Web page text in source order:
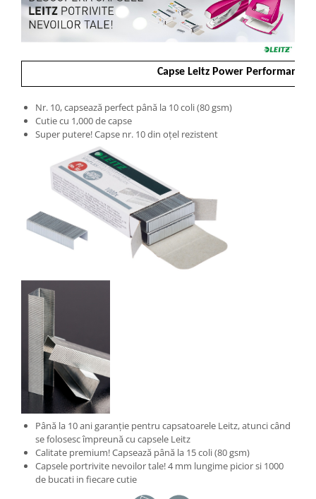
Articole pentru rufe, casa,
geamuri, mobila
Articole pentru birou, suprafete,
Intretinere si odorizante masina
Accesorii pentru curatenie
Tipografie si stampile
Formulare tipizate
Caiete si blocnotesuri
personalizate
Stampile, tusiere si tus
Protectia muncii si Imbracaminte
Tricouri
Bluze & Pulovere
Camasi
Pantaloni
Pantaloni cu pieptar
Hanorace
Jachete
Impermeabile
Veste
Reflectorizante
Incaltaminte
Capse Leitz Power
Nr. 10, capsează perfect până la 10 coli (80 gsm)
Cutie cu 1,000 de capse
Super putere! Capse nr. 10 din oțel rezistent
Până la 10 ani garanție pentru capsatoarele Leitz, atunci când
se folosesc împreună cu capsele Leitz
Calitate premium! Capsează până la 15 coli (80 gsm)
Capsele portrivite nevoilor tale! 4 mm lungime picior si 1000
de bucati in fiecare cutie